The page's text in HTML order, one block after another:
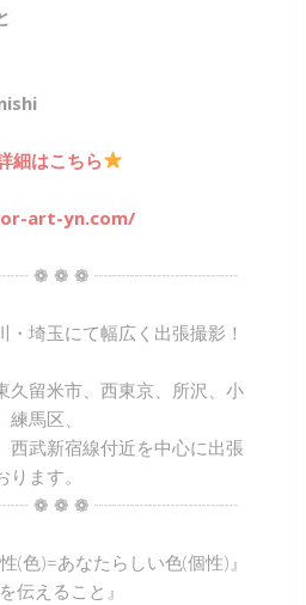
細はこちら
art-yn.com/
❁ ❁ ❁ ┈┈┈┈┈┈┈┈
・埼玉にて幅広く出張撮影！
久留米市、西東京、所沢、小
馬区、
西武新宿線付近を中心に出張
ます。
❁ ❁ ❁ ┈┈┈┈┈┈┈┈
(色)=あなたらしい色(個性)』
伝えること』